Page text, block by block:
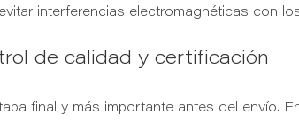
interferencias electromagnéticas con
de calidad y certificación
final y más importante antes del envío.